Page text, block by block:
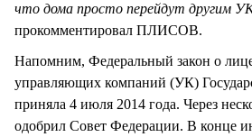
что дома просто перейдут другим
прокомментировал ПЛИСОВ.
Напомним, Федеральный закон о
управляющих компаний (УК)
приняла 4 июля 2014 года. Через
одобрил Совет Федерации. В конце